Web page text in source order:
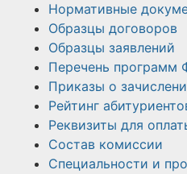
Нормативные
Образцы договоров
Образцы заявлений
Перечень программ
Приказы о
Рейтинг
Реквизиты для
Состав комиссии
Специальности и